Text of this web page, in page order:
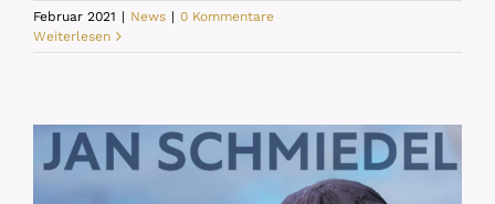
Februar 2021 | News | 0 Kommentare
Weiterlesen